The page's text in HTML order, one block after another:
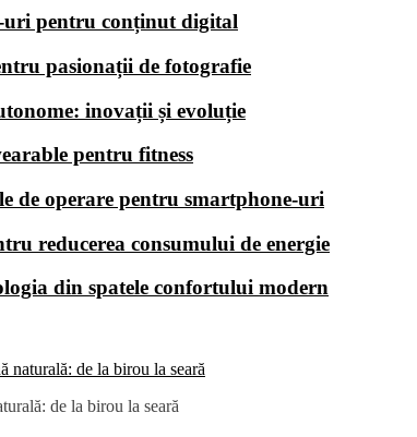
uri pentru conținut digital
pasionații de fotografie
inovații și evoluție
pentru fitness
de operare pentru smartphone-uri
reducerea consumului de energie
din spatele confortului modern
naturală: de la birou la seară